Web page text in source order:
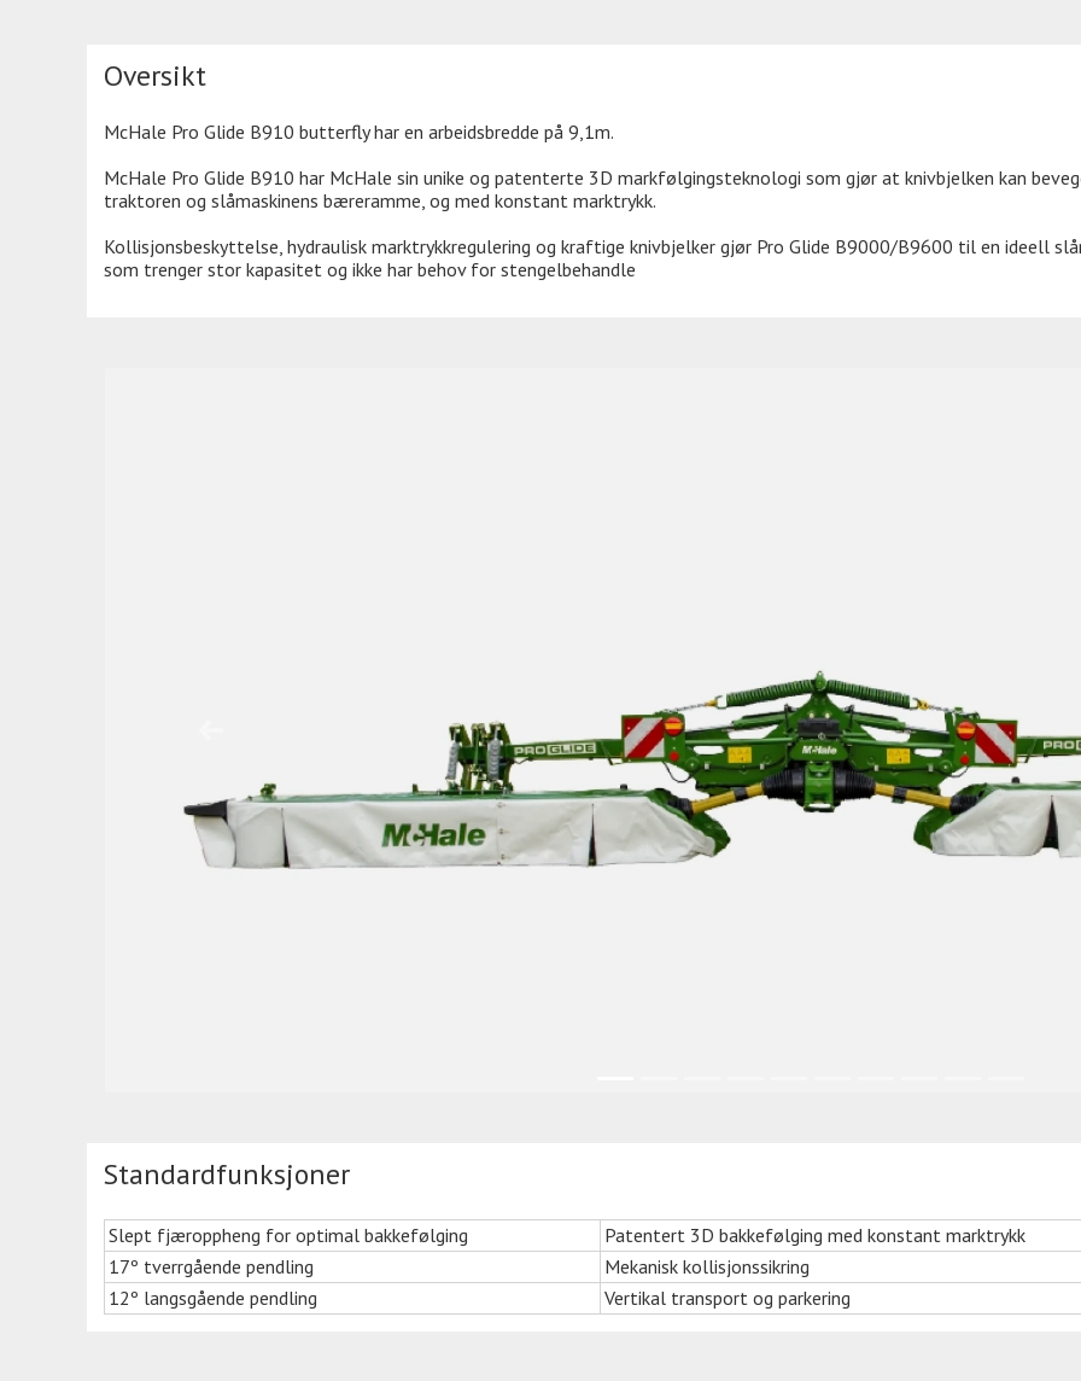
Oversikt
McHale Pro Glide B910 butterfly har en arbeidsbredde på 9,1m.
McHale Pro Glide B910 har McHale sin unike og patenterte 3D markfølgingsteknologi som gjør at knivbjelken kan
traktoren og slåmaskinens bæreramme, og med konstant marktrykk.
Kollisjonsbeskyttelse, hydraulisk marktrykkregulering og kraftige knivbjelker gjør Pro Glide B9000/B9600 til en ideell
som trenger stor kapasitet og ikke har behov for stengelbehandle
Standardfunksjoner
Slept fjæroppheng for optimal bakkefølging
Patentert 3D bakkefølging med konstant marktrykk
17º tverrgående pendling
Mekanisk kollisjonssikring
12º langsgående pendling
Vertikal transport og parkering